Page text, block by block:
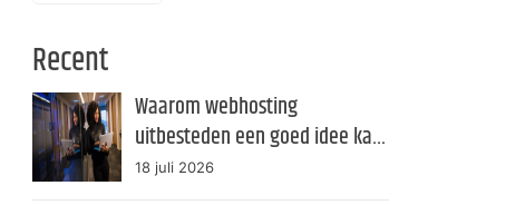
Recent
Waarom webhosting
uitbesteden een goed idee kan
zijn
18 juli 2026